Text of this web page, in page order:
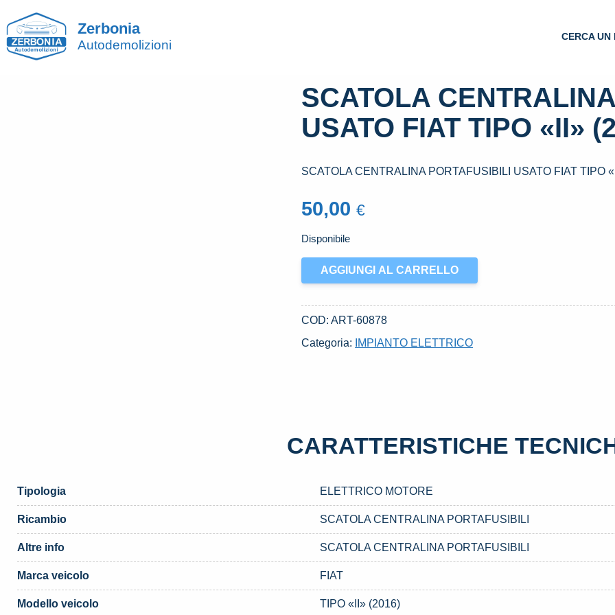
Zerbonia
Autodemolizioni
CERCA UN
SCATOLA
USATO FIAT TIPO «II»
SCATOLA CENTRALINA PORTAFUSIBILI USATO FIAT TIPO
50,00€
Disponibile
SCATOLA
CENTRALINA
USATO
AGGIUNGI AL CARRELLO
COD:ART-60878
Categoria:
IMPIANTO ELETTRICO
CARATTERISTICHE
Tipologia ELETTRICO MOTORE
Ricambio SCATOLA CENTRALINA PORTAFUSIBILI
Altre info SCATOLA CENTRALINA PORTAFUSIBILI
Marca veicolo FIAT
Modello veicolo TIPO «II» (2016)